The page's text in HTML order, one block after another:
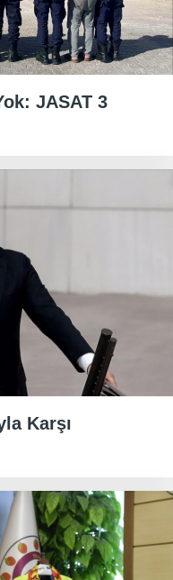
JASAT 3
Karşı